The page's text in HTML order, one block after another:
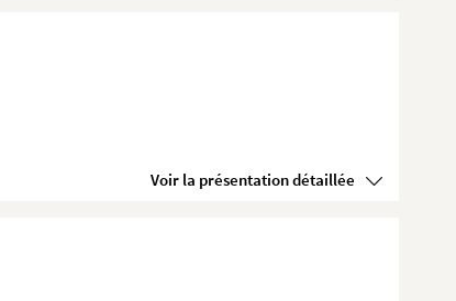
Voir la présentation détaillée